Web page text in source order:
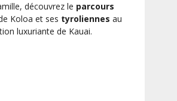
découvrez le parcours
Koloa et ses tyroliennes au
luxuriante de Kauai.